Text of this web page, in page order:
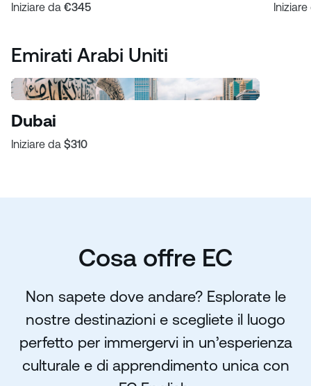
Iniziare da €345
Emirati Arabi Uniti
Dubai
Iniziare da $310
Cosa offre EC
Non sapete dove andare? Esplorate le
nostre destinazioni e scegliete il luogo
perfetto per immergervi in un’esperienza
culturale e di apprendimento unica con